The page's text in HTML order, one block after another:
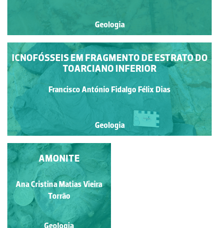
Geologia
ICNOFÓSSEIS EM FRAGMENTO DE ESTRATO DO
TOARCIANO INFERIOR
Francisco António Fidalgo Félix Dias
Geologia
ESTRATIFICAÇÃO
ENTRECRUZADA
Adriano José Henriques da
Silva Cardoso
Geologia
AMONITE
Ana Cristina Matias Vieira
Torrão
Geologia